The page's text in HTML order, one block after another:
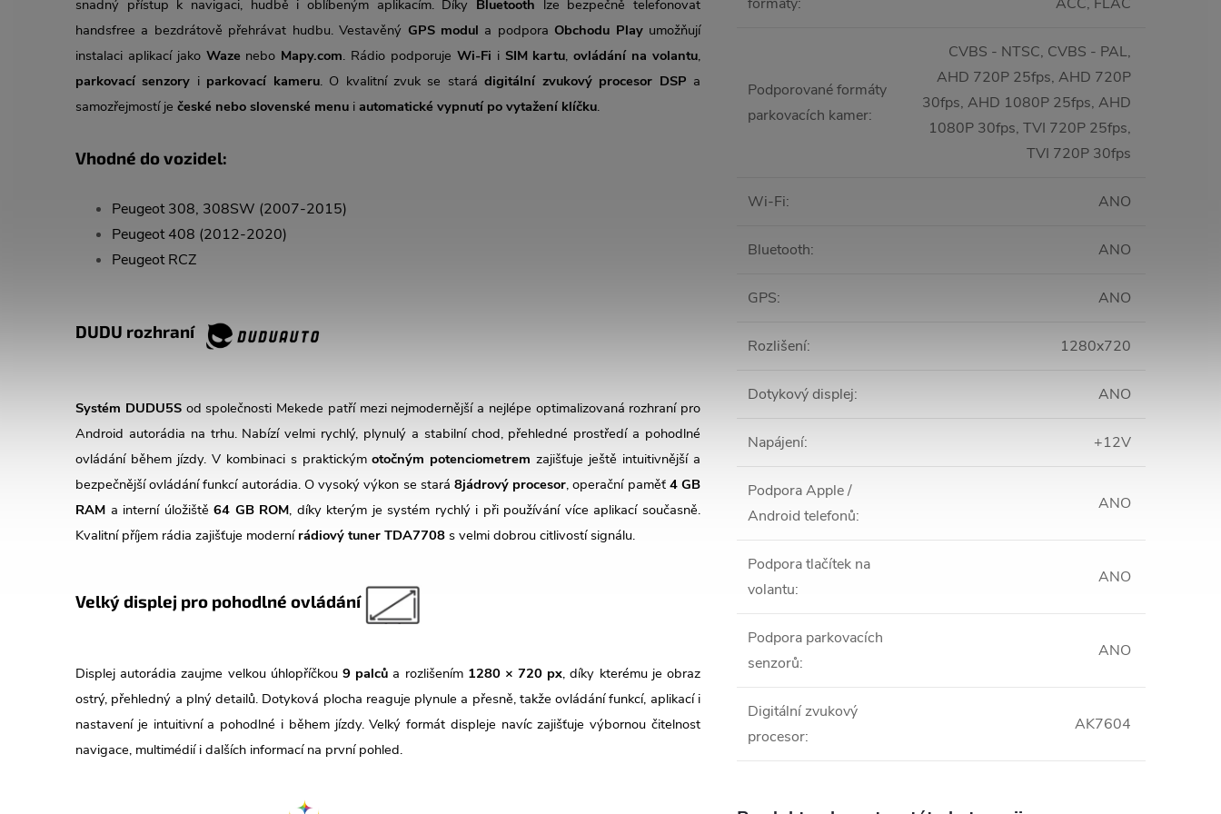
snadný přístup k navigaci, hudbě i oblíbeným aplikacím. Díky Bluetooth lze bezpečně telefonovat
handsfree a bezdrátově přehrávat hudbu. Vestavěný GPS modul a podpora Obchodu Playumožňují
instalaci aplikací jako Wazenebo Mapy.com. Rádio podporuje Wi-Fi i SIM kartu,ovládání na volantu,
parkovací senzory i parkovací kameru. O kvalitní zvuk se starádigitální zvukový procesor DSP a
samozřejmostí je české nebo slovenské menu i automatické vypnutí po vytažení klíčku.
Vhodné do vozidel:
Peugeot 308, 308SW (2007-2015)
Peugeot 408 (2012-2020)
Peugeot RCZ
DUDU rozhraní
Systém DUDU5Sod společnosti Mekede patří mezi nejmodernější a nejlépe optimalizovaná rozhraní pro
Android autorádia na trhu. Nabízí velmi rychlý, plynulý a stabilní chod, přehledné prostředí a pohodlné
ovládání během jízdy. V kombinaci s praktickýmotočným potenciometrem zajišťuje ještě intuitivnější a
bezpečnější ovládání funkcí autorádia. O vysoký výkon se stará 8jádrový procesor, operační paměť 4 GB
RAM a interní úložiště64 GB ROM, díky kterým je systém rychlý i při používání více aplikací současně.
Kvalitní příjem rádia zajišťuje moderní rádiový tuner TDA7708 s velmi dobrou citlivostí signálu.
Velký displej pro pohodlné ovládání
Displej autorádia zaujme velkou úhlopříčkou 9 palců a rozlišením 1280 × 720 px, díky kterému je obraz
ostrý, přehledný a plný detailů. Dotyková plocha reaguje plynule a přesně, takže ovládání funkcí, aplikací i
nastavení je intuitivní a pohodlné i během jízdy. Velký formát displeje navíc zajišťuje výbornou čitelnost
navigace, multimédií i dalších informací na první pohled.
Podporované formáty
parkovacích kamer:
CVBS - NTSC, CVBS - PAL,
AHD 720P 25fps, AHD 720P
30fps, AHD 1080P 25fps, AHD
1080P 30fps, TVI 720P 25fps,
TVI 720P 30fps
Wi-Fi: ANO
Bluetooth: ANO
GPS: ANO
Rozlišení: 1280x720
Dotykový displej: ANO
Napájení: +12V
Podpora Apple /
Android telefonů:
ANO
Podpora tlačítek na
volantu:
ANO
Podpora parkovacích
senzorů:
ANO
Digitální zvukový
procesor:
AK7604